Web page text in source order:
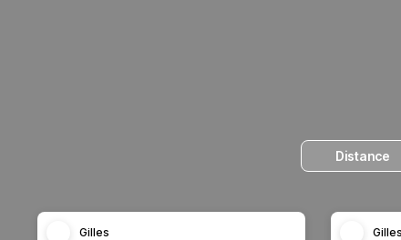
Distance
Gilles Gilles